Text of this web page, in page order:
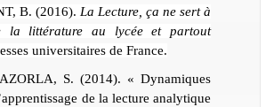
B. (2016). La Lecture, ça ne sert à
la littérature au lycée et partout
universitaires de France.
S. (2014). « Dynamiques
de la lecture analytique